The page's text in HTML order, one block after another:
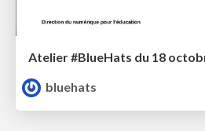
bluehats